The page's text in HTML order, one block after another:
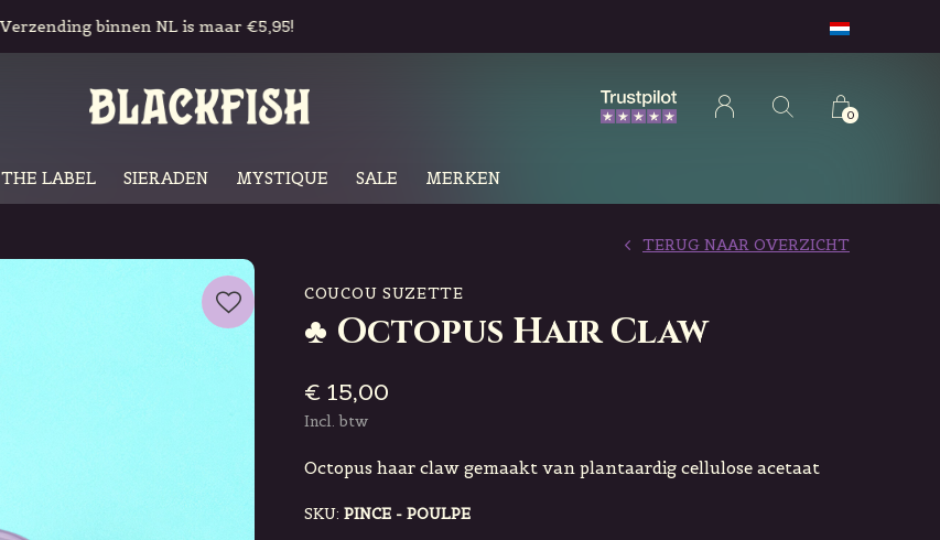
THE LABEL SIERADEN MYSTIQUE SALE MERKEN
0
Gratis in-store pickup & retour
COUCOU SUZETTE
♣ Octopus Hair Claw
TERUG NAAR OVERZICHT
€ 15,00
Incl. btw
Octopus haar claw gemaakt van plantaardig cellulose acetaat
SKU: PINCE - POULPE